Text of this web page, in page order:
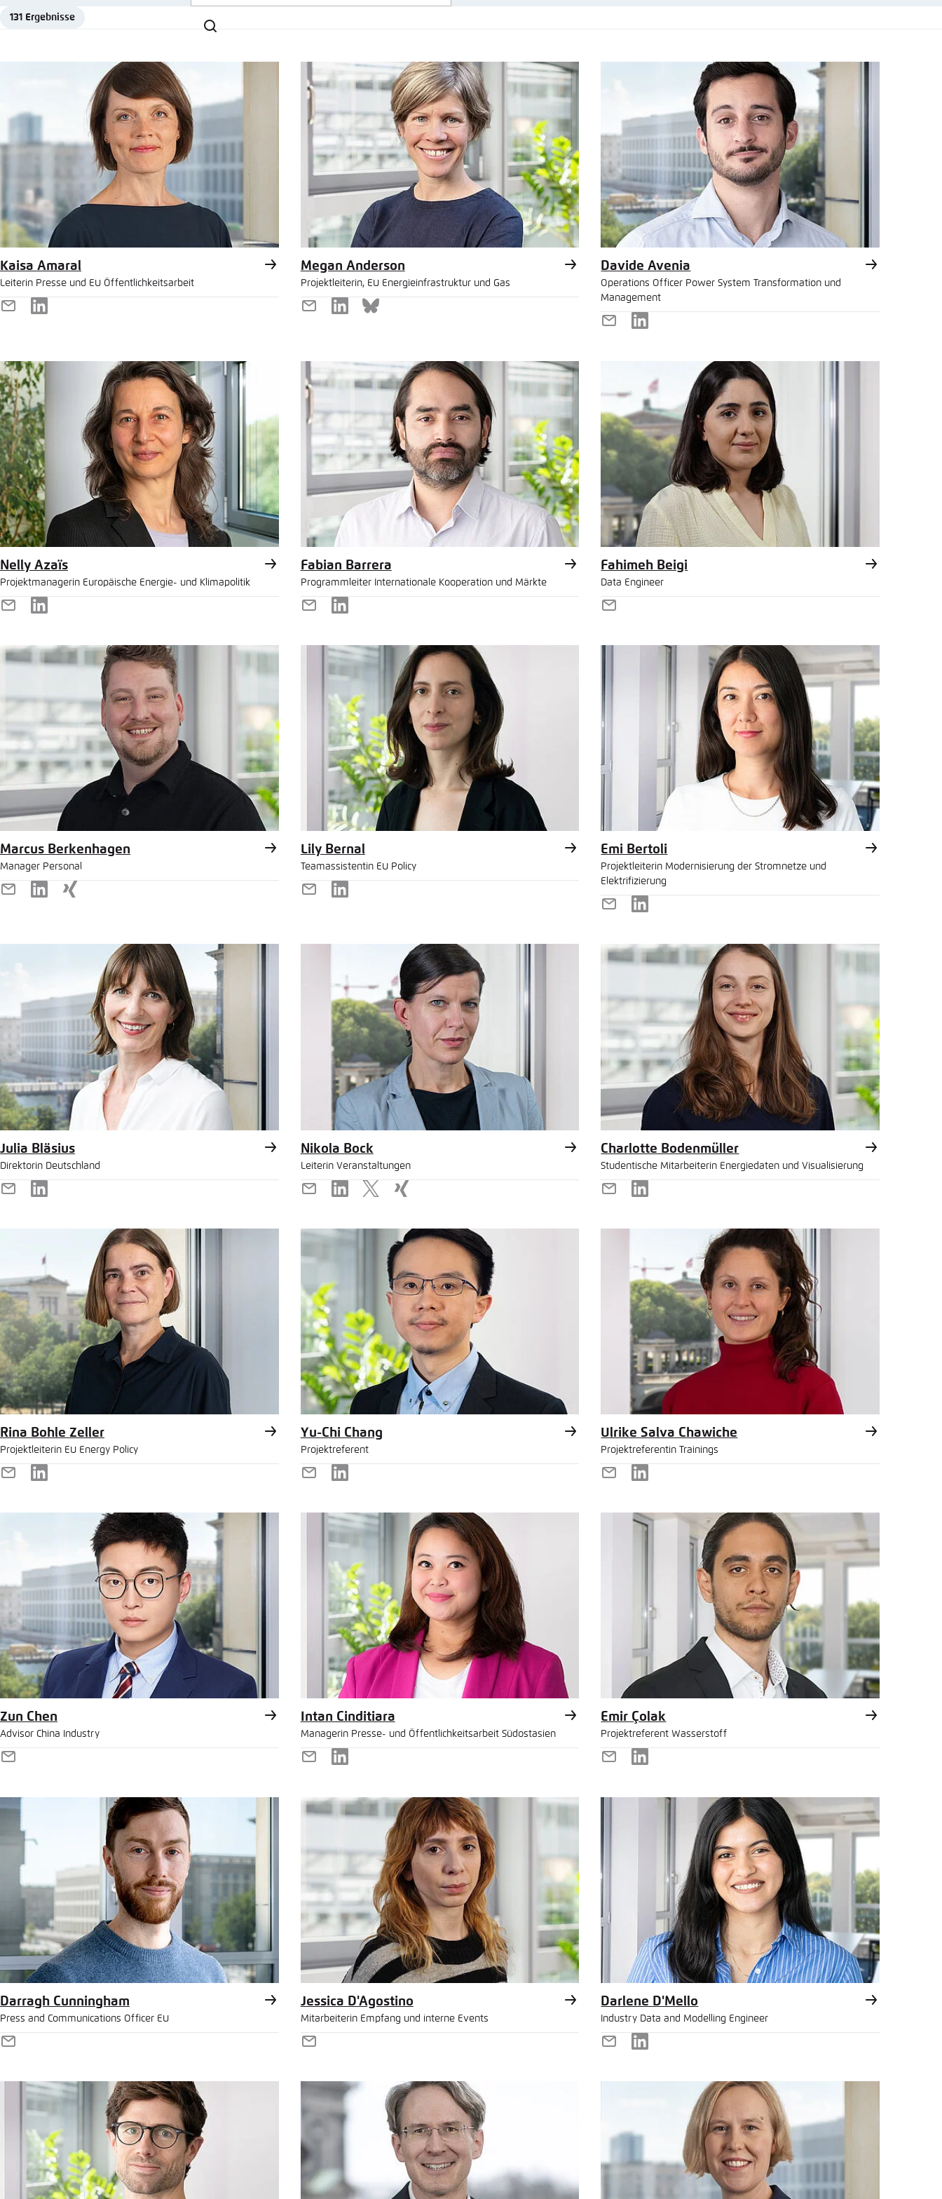
Teilen
Schliessen
LinkedIn
In die Zwischenablage
E-Mail
Suchen
131 Ergebnisse
Kaisa Amaral
Leiterin Presse und EU Öffentlichkeitsarbeit
E-
LinkedIn
Megan Anderson
Projektleiterin, EU Energieinfrastruktur und Gas
E-
LinkedInBluesky
Davide Avenia
Operations Officer Power System Transformation und
Management
E-
LinkedIn
Nelly Azaïs
Projektmanagerin Europäische Energie- und Klimapolitik
E-
LinkedIn
Fabian Barrera
Programmleiter Internationale Kooperation und Märkte
E-
LinkedIn
Fahimeh Beigi
Data Engineer
E-
Marcus Berkenhagen
Manager Personal
E-
LinkedInXing
Lily Bernal
Teamassistentin EU Policy
E-
LinkedIn
Emi Bertoli
Projektleiterin Modernisierung der Stromnetze und
Elektrifizierung
E-
LinkedIn
Julia Bläsius
Direktorin Deutschland
E-
LinkedIn
Nikola Bock
Leiterin Veranstaltungen
E-
LinkedIn
X Xing
Charlotte Bodenmüller
Studentische Mitarbeiterin Energiedaten und Visualisierung
E-
LinkedIn
Rina Bohle Zeller
Projektleiterin EU Energy Policy
E-
LinkedIn
Yu-Chi Chang
Projektreferent
E-
LinkedIn
Ulrike Salva Chawiche
Projektreferentin Trainings
E-
LinkedIn
Zun Chen
Advisor China Industry
E-
Intan Cinditiara
Managerin Presse- und Öffentlichkeitsarbeit Südostasien
E-
LinkedIn
Emir Çolak
Projektreferent Wasserstoff
E-
LinkedIn
Darragh Cunningham
Press and Communications Officer EU
E-
Jessica D'Agostino
Mitarbeiterin Empfang und interne Events
E-
Darlene D'Mello
Industry Data and Modelling Engineer
E-
LinkedIn
Abbrechen